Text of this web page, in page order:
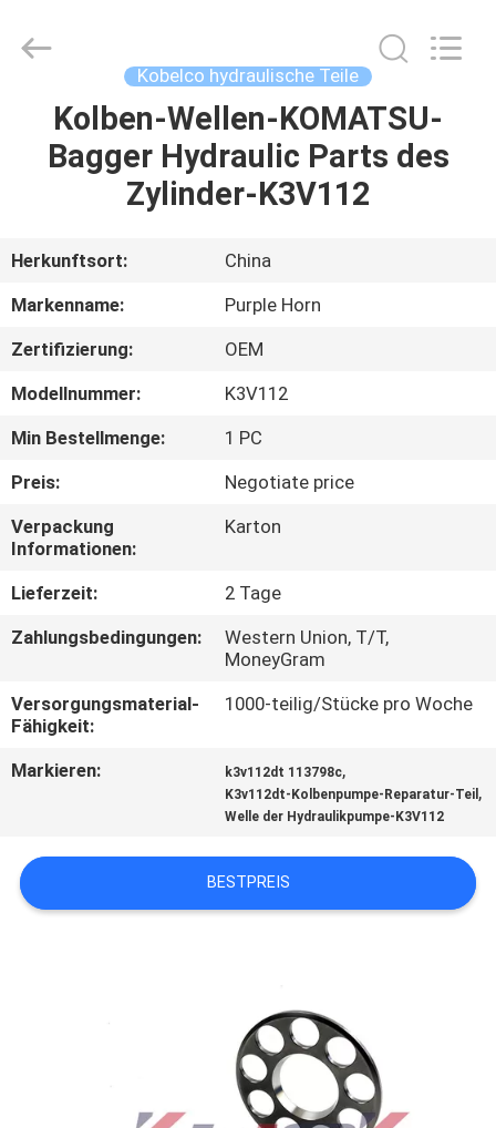
HAUS
PRODUKTE
ÜBER
UNS
FABRIK-
AUSFLUG
QUALITÄTSKONTROLLE
TRETEN
SIE
MIT
IN
VERBINDUNG
FORDERN
SIE
Commerce
Kobelco hydraulische Teile
Kolben-Wellen-KOMATSU-
Bagger Hydraulic Parts des
Zylinder-K3V112
Herkunftsort:
China
Markenname:
Purple Horn
Zertifizierung:
OEM
Modellnummer:
K3V112
Min Bestellmenge:
1 PC
Preis:
Negotiate price
Verpackung
Informationen:
Karton
Lieferzeit:
2 Tage
Zahlungsbedingungen:
Western Union, T/T,
MoneyGram
Versorgungsmaterial-
Fähigkeit:
1000-teilig/Stücke pro Woche
Markieren: k3v112dt 113798c,
K3v112dt-Kolbenpumpe-Reparatur-Teil ,
Welle der Hydraulikpumpe-K3V112
BESTPREIS